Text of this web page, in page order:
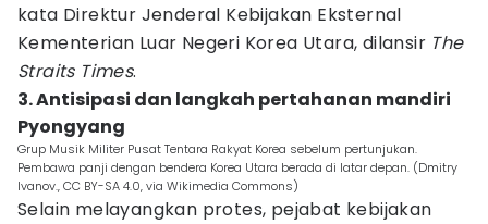
kata Direktur Jenderal Kebijakan Eksternal
Kementerian Luar Negeri Korea Utara, dilansir The
Straits Times.
3. Antisipasi dan langkah pertahanan mandiri
Pyongyang
Grup Musik Militer Pusat Tentara Rakyat Korea sebelum pertunjukan.
Pembawa panji dengan bendera Korea Utara berada di latar depan. (Dmitry
Ivanov., CC BY-SA 4.0, via Wikimedia Commons)
Selain melayangkan protes, pejabat kebijakan